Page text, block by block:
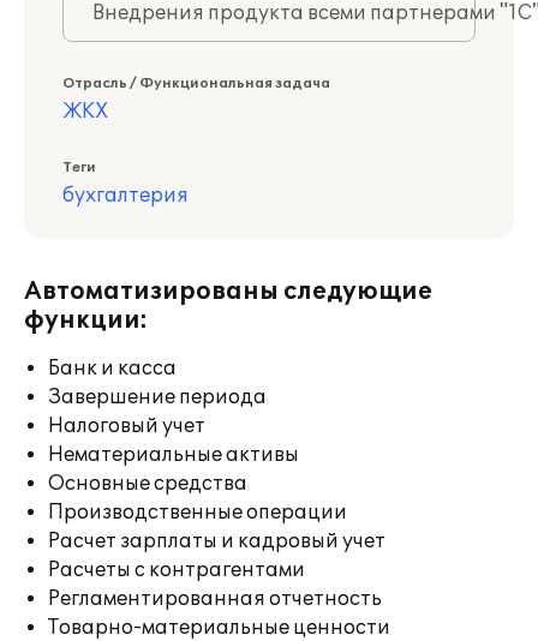
Внедрения продукта всеми партнерами
Отрасль / Функциональная задача
ЖКХ
Теги
бухгалтерия
Автоматизированы следующие
функции:
Банк и касса
Завершение периода
Налоговый учет
Нематериальные активы
Основные средства
Производственные операции
Расчет зарплаты и кадровый учет
Расчеты с контрагентами
Регламентированная отчетность
Товарно-материальные ценности